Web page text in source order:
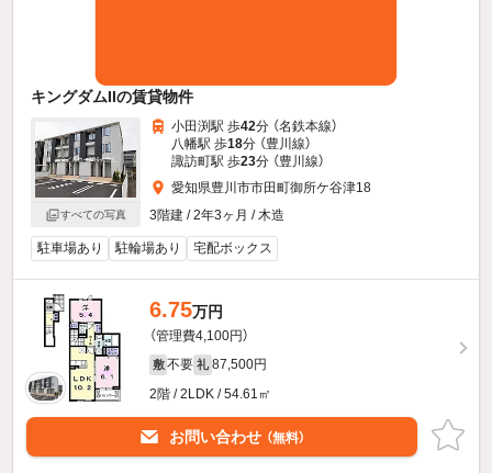
キングダムIIの賃貸物件
すべての写真
小田渕駅 歩42分 （名鉄本線）
八幡駅 歩18分 （豊川線）
諏訪町駅 歩23分 （豊川線）
愛知県豊川市市田町御所ケ谷津18
3階建 / 2年3ヶ月 / 木造
駐車場あり 駐輪場あり 宅配ボックス
6.75万円
（管理費4,100円）
敷 不要 礼 87,500円
2階 / 2LDK / 54.61㎡
お問い合わせ （無料）